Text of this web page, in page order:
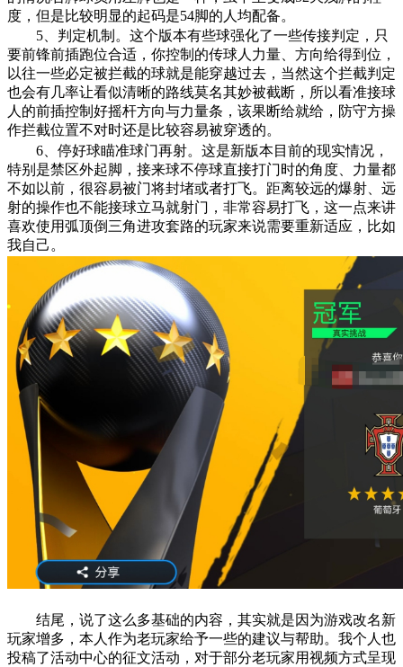
度，但是比较明显的起码是54脚的人均配备。
5、判定机制。这个版本有些球强化了一些传接判定，只
要前锋前插跑位合适，你控制的传球人力量、方向给得到位，
以往一些必定被拦截的球就是能穿越过去，当然这个拦截判定
也会有几率让看似清晰的路线莫名其妙被截断，所以看准接球
人的前插控制好摇杆方向与力量条，该果断给就给，防守方操
作拦截位置不对时还是比较容易被穿透的。
6、停好球瞄准球门再射。这是新版本目前的现实情况，
特别是禁区外起脚，接来球不停球直接打门时的角度、力量都
不如以前，很容易被门将封堵或者打飞。距离较远的爆射、远
射的操作也不能接球立马就射门，非常容易打飞，这一点来讲
喜欢使用弧顶倒三角进攻套路的玩家来说需要重新适应，比如
我自己。
结尾，说了这么多基础的内容，其实就是因为游戏改名新
玩家增多，本人作为老玩家给予一些的建议与帮助。我个人也
投稿了活动中心的征文活动，对于部分老玩家用视频方式呈现